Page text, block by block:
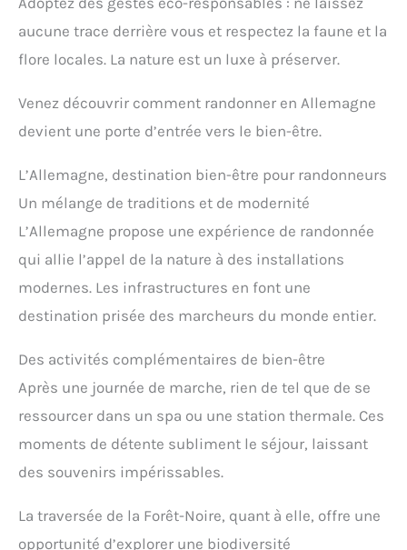
aucune trace derrière vous et respectez la faune et la
flore locales. La nature est un luxe à préserver.
Venez découvrir comment randonner en Allemagne
devient une porte d’entrée vers le bien-être.
L’Allemagne, destination bien-être pour randonneurs
Un mélange de traditions et de modernité
L’Allemagne propose une expérience de randonnée
qui allie l’appel de la nature à des installations
modernes. Les infrastructures en font une
destination prisée des marcheurs du monde entier.
Des activités complémentaires de bien-être
Après une journée de marche, rien de tel que de se
ressourcer dans un spa ou une station thermale. Ces
moments de détente subliment le séjour, laissant
des souvenirs impérissables.
La traversée de la Forêt-Noire, quant à elle, offre une
opportunité d’explorer une biodiversité